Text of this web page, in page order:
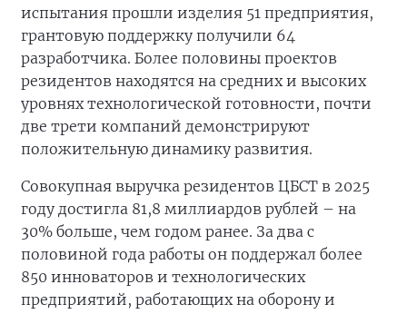
испытания прошли изделия 51 предприятия,
грантовую поддержку получили 64
разработчика. Более половины проектов
резидентов находятся на средних и высоких
уровнях технологической готовности, почти
две трети компаний демонстрируют
положительную динамику развития.
Совокупная выручка резидентов ЦБСТ в 2025
году достигла 81,8 миллиардов рублей – на
30% больше, чем годом ранее. За два с
половиной года работы он поддержал более
850 инноваторов и технологических
предприятий, работающих на оборону и